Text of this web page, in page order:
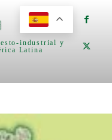
industrial y
Latina